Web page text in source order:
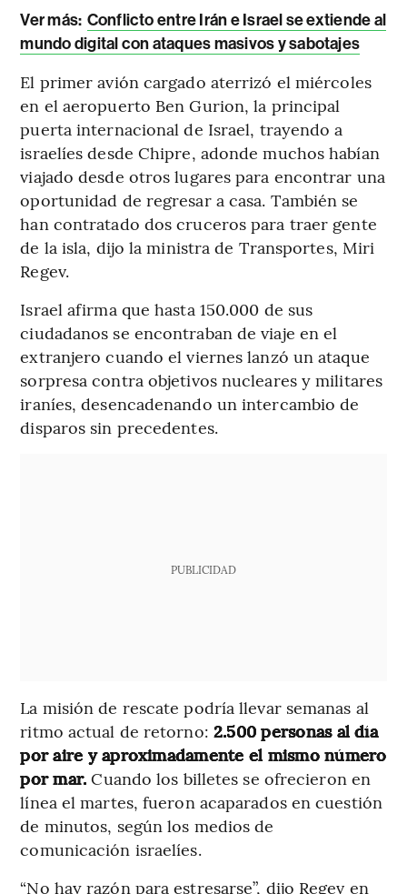
Ver más: Conflicto entre Irán e Israel se extiende al
mundo digital con ataques masivos y sabotajes
El primer avión cargado aterrizó el miércoles
en el aeropuerto Ben Gurion, la principal
puerta internacional de Israel, trayendo a
israelíes desde Chipre, adonde muchos habían
viajado desde otros lugares para encontrar una
oportunidad de regresar a casa. También se
han contratado dos cruceros para traer gente
de la isla, dijo la ministra de Transportes, Miri
Regev.
Israel afirma que hasta 150.000 de sus
ciudadanos se encontraban de viaje en el
extranjero cuando el viernes lanzó un ataque
sorpresa contra objetivos nucleares y militares
iraníes, desencadenando un intercambio de
disparos sin precedentes.
PUBLICIDAD
La misión de rescate podría llevar semanas al
ritmo actual de retorno: 2.500 personas al día
por aire y aproximadamente el mismo número
por mar. Cuando los billetes se ofrecieron en
línea el martes, fueron acaparados en cuestión
de minutos, según los medios de
comunicación israelíes.
“No hay razón para estresarse”, dijo Regev en